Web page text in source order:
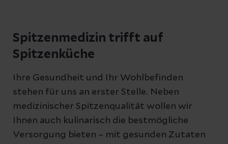
Spitzenmedizin trifft auf
Spitzenküche
Ihre Gesundheit und Ihr Wohlbefinden
stehen für uns an erster Stelle. Neben
medizinischer Spitzenqualität wollen wir
Ihnen auch kulinarisch die bestmögliche
Versorgung bieten – mit gesunden Zutaten